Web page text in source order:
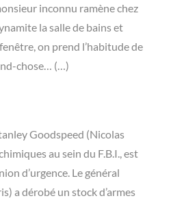
inconnu ramène chez
la salle de bains et
on prend l’habitude de
chose… (…)
Goodspeed (Nicolas
au sein du F.B.I., est
d’urgence. Le général
a dérobé un stock d’armes